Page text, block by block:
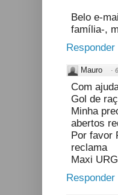
Belo e-
família-,
Responder
Mauro ·
Com
Gol de
Minha
abertos
Por favor
reclama
Maxi
Responder